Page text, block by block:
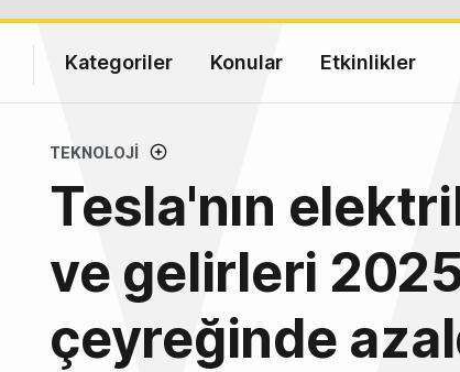
Kategoriler Konular Etkinlikler
TEKNOLOJI
Tesla'nın
ve gelirleri
çeyreğinde